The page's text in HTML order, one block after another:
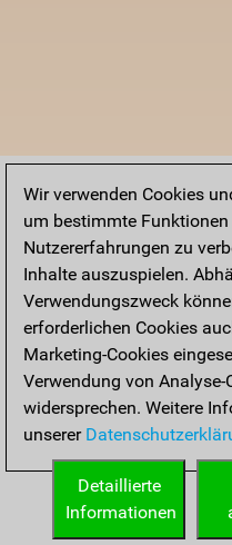
Wir verwenden Cookies
um bestimmte
Nutzererfahrungen zu
Inhalte auszuspielen.
Verwendungszweck
erforderlichen Cookies
Marketing-Cookies
Verwendung von
widersprechen. Weitere
unserer
Detaillierte
Informationen